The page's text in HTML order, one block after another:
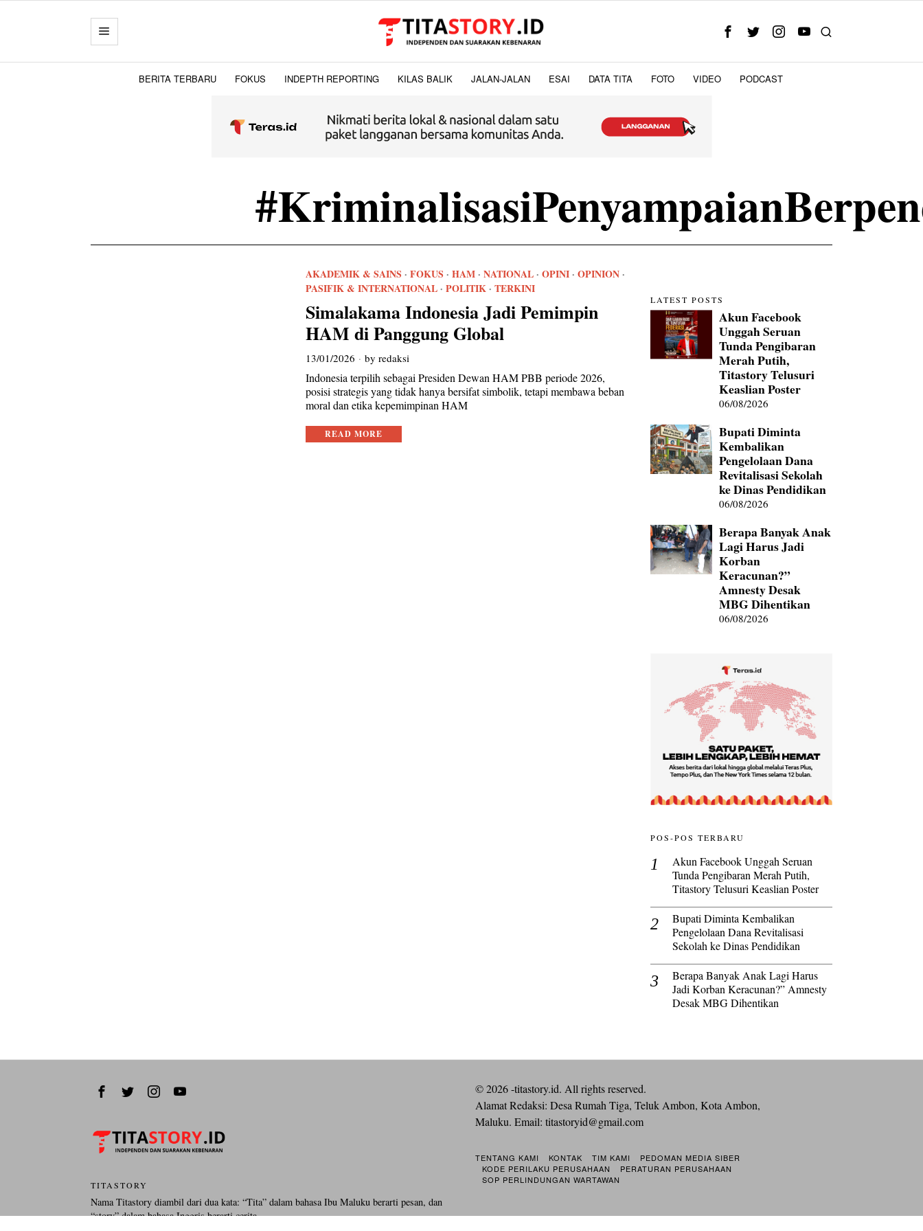
BERITA TERBARU FOKUS INDEPTH REPORTING KILAS BALIK JALAN-JALAN ESAI DATA TITA FOTO VIDEO PODCAST
AKADEMIK & SAINS · FOKUS · HAM· NATIONAL· OPINI· OPINION·
PASIFIK & INTERNATIONAL· POLITIK· TERKINI
Simalakama Indonesia Jadi Pemimpin
HAM di Panggung Global
13/01/2026 byredaksi
Indonesia terpilih sebagai Presiden Dewan HAM PBB periode 2026,
posisi strategis yang tidak hanya bersifat simbolik, tetapi membawa beban
moral dan etika kepemimpinan HAM
READ MORE
LATEST POSTS
Akun Facebook
Unggah Seruan
Tunda Pengibaran
Merah Putih,
Titastory Telusuri
Keaslian Poster
06/08/2026
Bupati Diminta
Kembalikan
Pengelolaan Dana
Revitalisasi Sekolah
ke Dinas Pendidikan
06/08/2026
Berapa Banyak Anak
Lagi Harus Jadi
Korban
Keracunan?”
Amnesty Desak
MBG Dihentikan
06/08/2026
POS-POS TERBARU
Akun Facebook Unggah Seruan
Tunda Pengibaran Merah Putih,
Titastory Telusuri Keaslian Poster
Bupati Diminta Kembalikan
Pengelolaan Dana Revitalisasi
Sekolah ke Dinas Pendidikan
Berapa Banyak Anak Lagi Harus
Jadi Korban Keracunan?” Amnesty
Desak MBG Dihentikan
TITASTORY
Nama Titastory diambil dari dua kata: “Tita” dalam bahasa Ibu Maluku berarti pesan, dan
“story” dalam bahasa Inggris berarti cerita.
©2026-titastory.id. All rights reserved.
Alamat Redaksi: Desa Rumah Tiga, Teluk Ambon, Kota Ambon,
Maluku. Email: titastoryid@gmail.com
TENTANG KAMI KONTAK TIM KAMI
PEDOMAN MEDIA SIBER
KODE PERILAKU PERUSAHAAN
PERATURAN PERUSAHAAN
SOP PERLINDUNGAN WARTAWAN